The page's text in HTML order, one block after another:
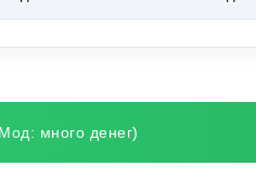
много денег)